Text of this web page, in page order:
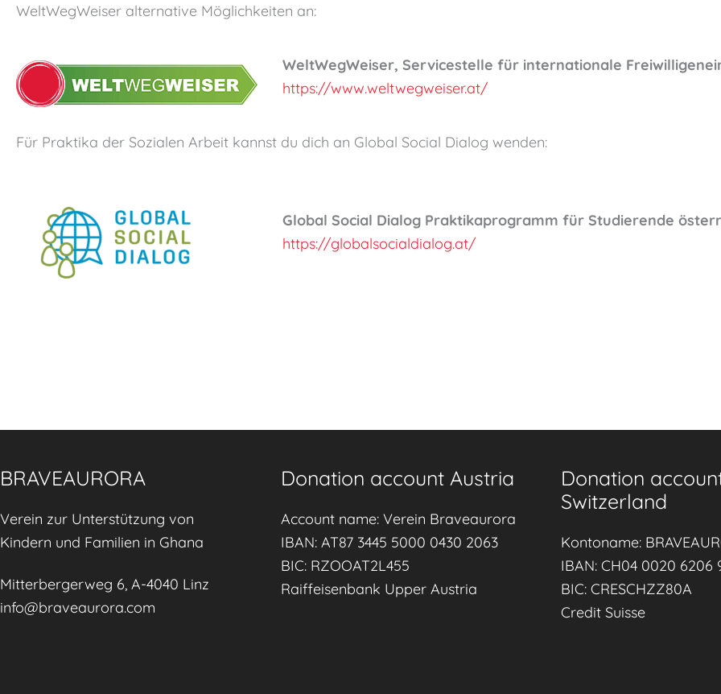
WeltWegWeiser alternative Möglichkeiten an:
WeltWegWeiser, Servicestelle für internationale
https://www.weltwegweiser.at/
Für Praktika der Sozialen Arbeit kannst du dich an Global Social Dialog wenden:
Global Social Dialog Praktikaprogramm für Studierende
https://globalsocialdialog.at/
BRAVEAURORA
Verein zur Unterstützung von
Kindern und Familien in Ghana
Mitterbergerweg 6, A-4040 Linz
info@braveaurora.com
Donation account Austria
Account name: Verein Braveaurora
IBAN: AT87 3445 5000 0430 2063
BIC: RZOOAT2L455
Raiffeisenbank Upper Austria
Donation
Switzerland
Kontoname:
IBAN: CH04 0020 6206
BIC: CRESCHZZ80A
Credit Suisse